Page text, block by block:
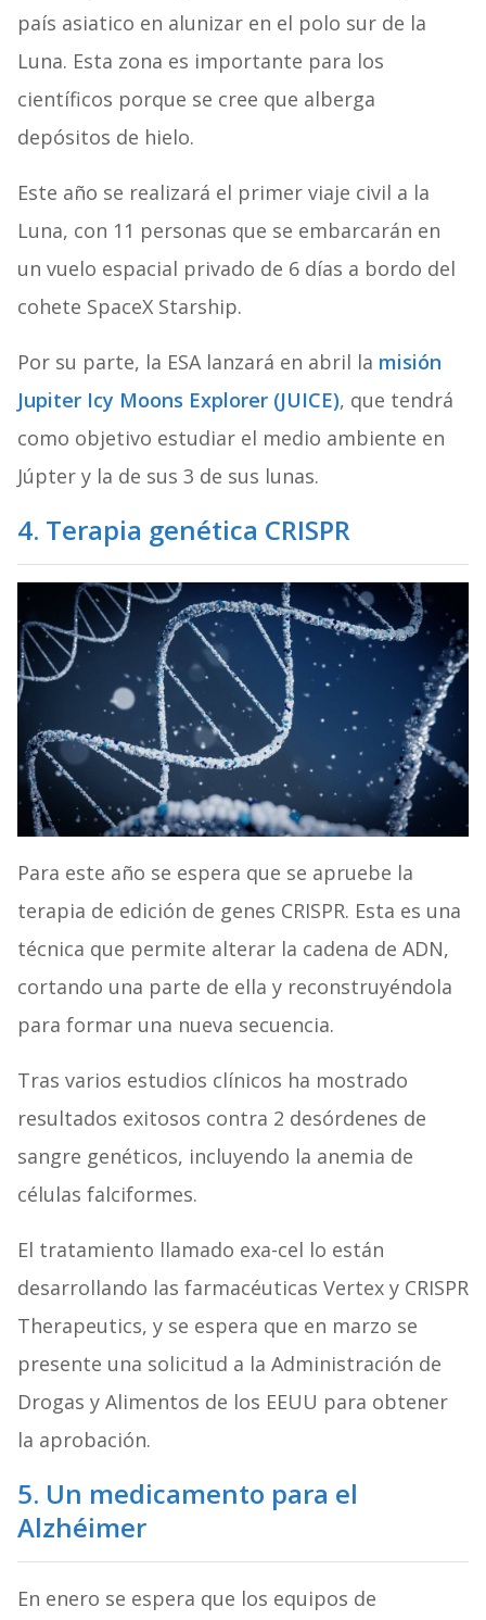
país asiatico en alunizar en el polo sur de la
Luna. Esta zona es importante para los
científicos porque se cree que alberga
depósitos de hielo.
Este año se realizará el primer viaje civil a la
Luna, con 11 personas que se embarcarán en
un vuelo espacial privado de 6 días a bordo del
cohete SpaceX Starship.
Por su parte, la ESA lanzará en abril la misión
Jupiter Icy Moons Explorer (JUICE), que tendrá
como objetivo estudiar el medio ambiente en
Júpter y la de sus 3 de sus lunas.
4. Terapia genética CRISPR
Para este año se espera que se apruebe la
terapia de edición de genes CRISPR. Esta es una
técnica que permite alterar la cadena de ADN,
cortando una parte de ella y reconstruyéndola
para formar una nueva secuencia.
Tras varios estudios clínicos ha mostrado
resultados exitosos contra 2 desórdenes de
sangre genéticos, incluyendo la anemia de
células falciformes.
El tratamiento llamado exa-cel lo están
desarrollando las farmacéuticas Vertex y CRISPR
Therapeutics, y se espera que en marzo se
presente una solicitud a la Administración de
Drogas y Alimentos de los EEUU para obtener
la aprobación.
5. Un medicamento para el
Alzhéimer
En enero se espera que los equipos de